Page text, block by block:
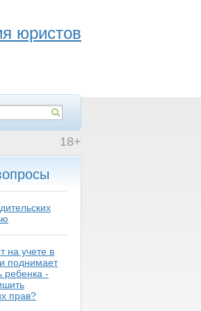
юристов
18+
на учете в
поднимает
ребенка -
прав?